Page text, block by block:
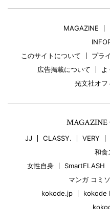
MAGAZINE
このサイトについて
プラ
広告掲載について
光文社オフ
MAGAZINE
JJ CLASSY. VERY
和食
女性自身
SmartFLASH
マンガ コミ
kokode.jp
kokode